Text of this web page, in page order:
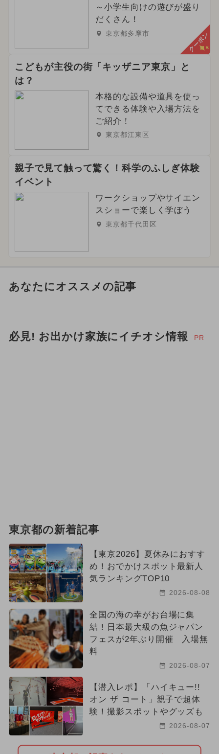
～小学生向けの遊びが盛り
だくさん！
東京都多摩市 クーポン
こどもが主役の街「キッザニア東京」と
は？
本格的な設備や道具を使っ
てできる体験や入場方法を
ご紹介！
東京都江東区
親子で見て触って驚く！科学のふしぎ体験
イベント
ワークショップやサイエン
スショーで楽しく学ぼう
東京都千代田区
あなたにオススメの記事
必見! お出かけ家族にイチオシ情報 PR
東京都の新着記事
【東京2026】夏休みにおすす
め！おでかけスポット最新人
気ランキングTOP10
2026-08-08
全国の海の幸がお台場に集
結！日本最大級の魚ジャパン
フェスが2年ぶり開催 入場無
料
2026-08-07
【潜入レポ】「ハイキュー!!
オン ザ コート」親子で超体
験！撮影スポットやグッズも
2026-08-07